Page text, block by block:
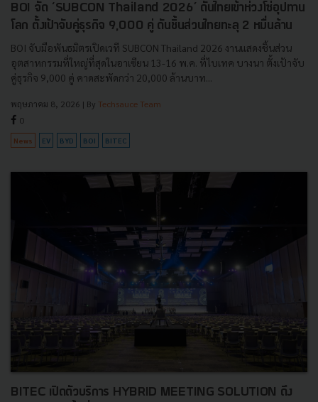
BOI จัด ‘SUBCON Thailand 2026’ ดันไทยเข้าห่วงโซ่อุปทาน
โลก ตั้งเป้าจับคู่ธุรกิจ 9,000 คู่ ดันชิ้นส่วนไทยทะลุ 2 หมื่นล้าน
BOI จับมือพันธมิตรเปิดเวที SUBCON Thailand 2026 งานแสดงชิ้นส่วน
อุตสาหกรรมที่ใหญ่ที่สุดในอาเซียน 13-16 พ.ค. ที่ไบเทค บางนา ตั้งเป้าจับ
คู่ธุรกิจ 9,000 คู่ คาดสะพัดกว่า 20,000 ล้านบาท...
พฤษภาคม 8, 2026 | By Techsauce Team
0
News EV BYD BOI BITEC
BITEC เปิดตัวบริการ HYBRID MEETING SOLUTION ดึง